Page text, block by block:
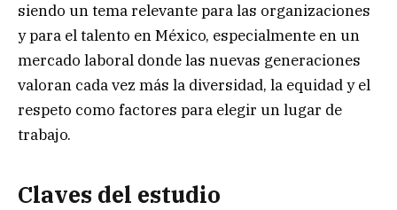
siendo un tema relevante para las organizaciones
y para el talento en México, especialmente en un
mercado laboral donde las nuevas generaciones
valoran cada vez más la diversidad, la equidad y el
respeto como factores para elegir un lugar de
trabajo.
Claves del estudio